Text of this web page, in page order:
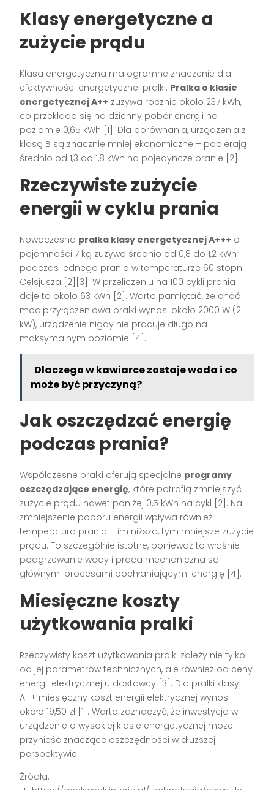
Klasy energetyczne a
zużycie prądu
Klasa energetyczna ma ogromne znaczenie dla
efektywności energetycznej pralki. Pralka o klasie
energetycznej A++ zużywa rocznie około 237 kWh,
co przekłada się na dzienny pobór energii na
poziomie 0,65 kWh [1]. Dla porównania, urządzenia z
klasą B są znacznie mniej ekonomiczne – pobierają
średnio od 1,3 do 1,8 kWh na pojedyncze pranie [2].
Rzeczywiste zużycie
energii w cyklu prania
Nowoczesna pralka klasy energetycznej A+++ o
pojemności 7 kg zużywa średnio od 0,8 do 1,2 kWh
podczas jednego prania w temperaturze 60 stopni
Celsjusza [2][3]. W przeliczeniu na 100 cykli prania
daje to około 63 kWh [2]. Warto pamiętać, że choć
moc przyłączeniowa pralki wynosi około 2000 W (2
kW), urządzenie nigdy nie pracuje długo na
maksymalnym poziomie [4].
Dlaczego w kawiarce zostaje woda i co
może być przyczyną?
Jak oszczędzać energię
podczas prania?
Współczesne pralki oferują specjalne programy
oszczędzające energię, które potrafią zmniejszyć
zużycie prądu nawet poniżej 0,5 kWh na cykl [2]. Na
zmniejszenie poboru energii wpływa również
temperatura prania – im niższa, tym mniejsze zużycie
prądu. To szczególnie istotne, ponieważ to właśnie
podgrzewanie wody i praca mechaniczna są
głównymi procesami pochłaniającymi energię [4].
Miesięczne koszty
użytkowania pralki
Rzeczywisty koszt użytkowania pralki zależy nie tylko
od jej parametrów technicznych, ale również od ceny
energii elektrycznej u dostawcy [3]. Dla pralki klasy
A++ miesięczny koszt energii elektrycznej wynosi
około 19,50 zł [1]. Warto zaznaczyć, że inwestycja w
urządzenie o wysokiej klasie energetycznej może
przynieść znaczące oszczędności w dłuższej
perspektywie.
Źródła: